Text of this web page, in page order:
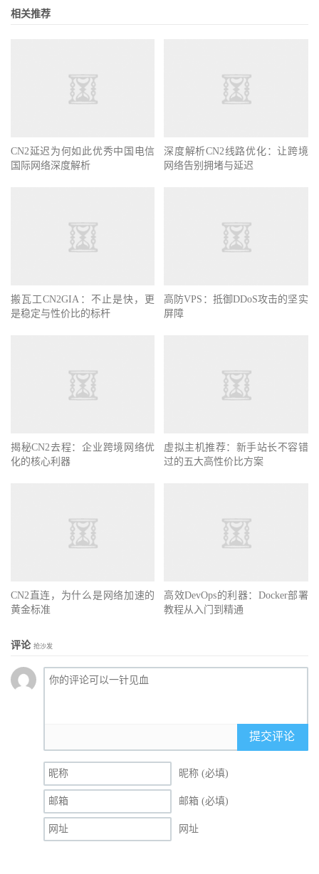
相关推荐
CN2延迟为何如此优秀中国电信
国际网络深度解析
深度解析CN2线路优化：让跨境
网络告别拥堵与延迟
搬瓦工CN2GIA：不止是快，更
是稳定与性价比的标杆
高防VPS：抵御DDoS攻击的坚实
屏障
揭秘CN2去程：企业跨境网络优
化的核心利器
虚拟主机推荐：新手站长不容错
过的五大高性价比方案
CN2直连，为什么是网络加速的
黄金标准
高效DevOps的利器：Docker部署
教程从入门到精通
评论 抢沙发
提交评论
昵称 (必填)
邮箱 (必填)
网址